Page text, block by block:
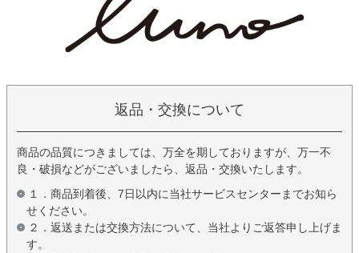
返品・交換について
商品の品質につきましては、万全を期しておりますが、万一不
良・破損などがございましたら、返品・交換いたします。
１．商品到着後、7日以内に当社サービスセンターまでお知ら
せください。
２．返送または交換方法について、当社よりご返答申し上げま
す。